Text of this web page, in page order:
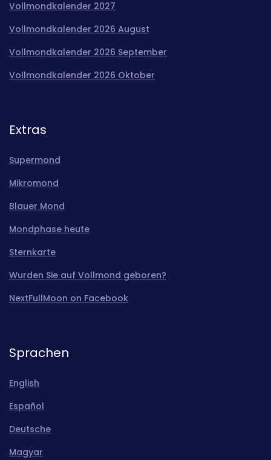
Vollmondkalender 2027
Vollmondkalender 2026 August
Vollmondkalender 2026 September
Vollmondkalender 2026 Oktober
Extras
Supermond
Mikromond
Blauer Mond
Mondphase heute
Sternkarte
Wurden Sie auf Vollmond geboren?
NextFullMoon on Facebook
Sprachen
English
Español
Deutsche
Magyar